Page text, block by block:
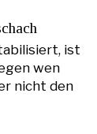
ist
wen
nicht den